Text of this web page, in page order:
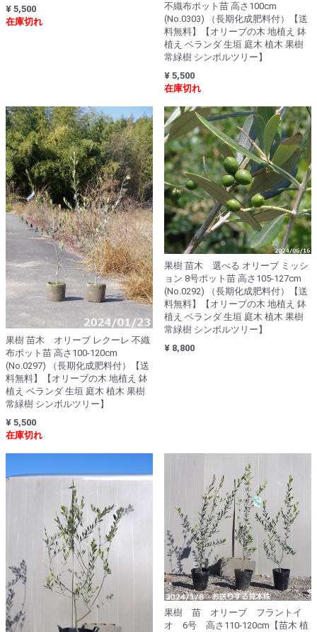
¥ 5,500
在庫切れ
不織布ポット苗 高さ100cm
(No.0303) （長期化成肥料付）【送
料無料】【オリーブの木 地植え 鉢
植え ベランダ 生垣 庭木 植木 果樹
常緑樹 シンボルツリー】
¥ 5,500
在庫切れ
果樹 苗木 オリーブ レクーレ 不織
布ポット苗 高さ100-120cm
(No.0297) （長期化成肥料付）【送
料無料】【オリーブの木 地植え 鉢
植え ベランダ 生垣 庭木 植木 果樹
常緑樹 シンボルツリー】
¥ 5,500
在庫切れ
果樹 苗木 選べる オリーブ ミッシ
ョン 8号ポット苗 高さ105-127cm
(No.0292) （長期化成肥料付）【送
料無料】【オリーブの木 地植え 鉢
植え ベランダ 生垣 庭木 植木 果樹
常緑樹 シンボルツリー】
¥ 8,800
果樹 苗 オリーブ フラントイ
オ 6号 高さ110-120cm【苗木 植